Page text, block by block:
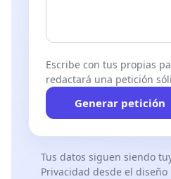
Escribe con tus propias
redactará una petición
Generar petición
Tus datos siguen siendo
Privacidad desde el diseño